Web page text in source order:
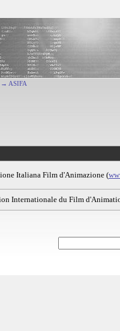
→ ASIFA
Italiana Film d'Animazione (
Internationale du Film